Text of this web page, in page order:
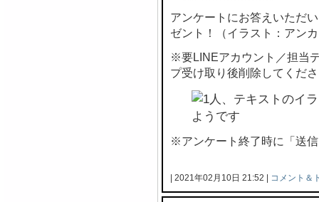
アンケートにお答えいただ
ゼント！（イラスト：アン
※要LINEアカウント／担当
プ受け取り後削除してくだ
※アンケート終了時に「送
| 2021年02月10日 21:52 | コメント＆